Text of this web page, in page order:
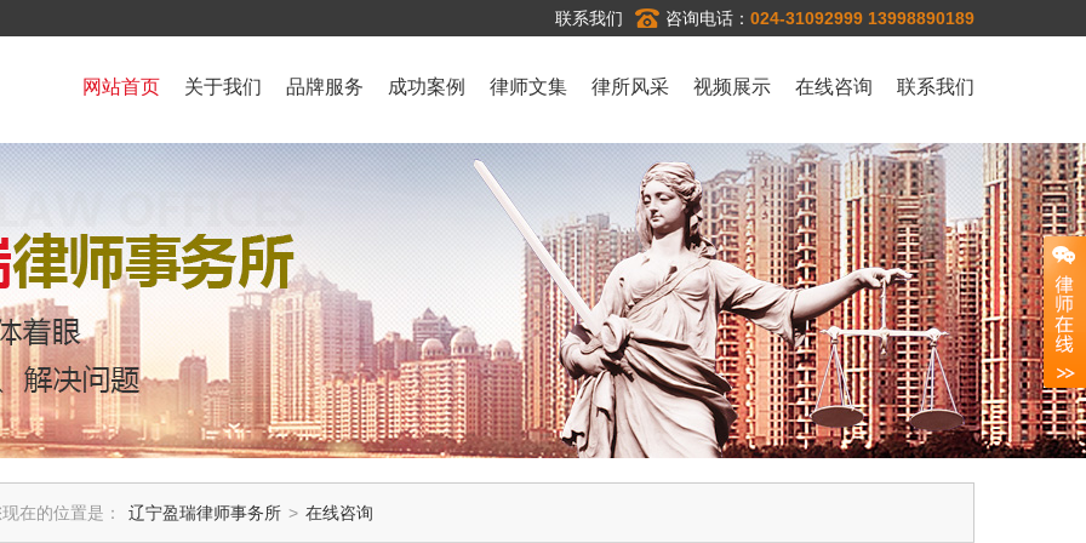
咨询电话： 024-31092999 13998890189
联系我们
网站首页 关于我们 品牌服务 成功案例 律师文集 律所风采 视频展示 在线咨询 联系我们
在的位置是： 辽宁盈瑞律师事务所 > 在线咨询